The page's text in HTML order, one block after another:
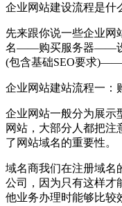
企业网站建设流程是什
先来跟你说一些企业
名——购买服务器——
(包含基础SEO要求
企业网站建站流程一：
企业网站一般分为展示
网站，大部分人都把注
了网站域名的重要性。
域名商我们在注册域名
公司，因为只有这样才
他业务办理时能够比较